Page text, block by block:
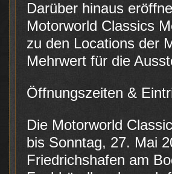
Darüber hinaus
Motorworld Classics
zu den Locations der
Mehrwert für die
Öffnungszeiten &
Die Motorworld
bis Sonntag, 27. Mai
Friedrichshafen am